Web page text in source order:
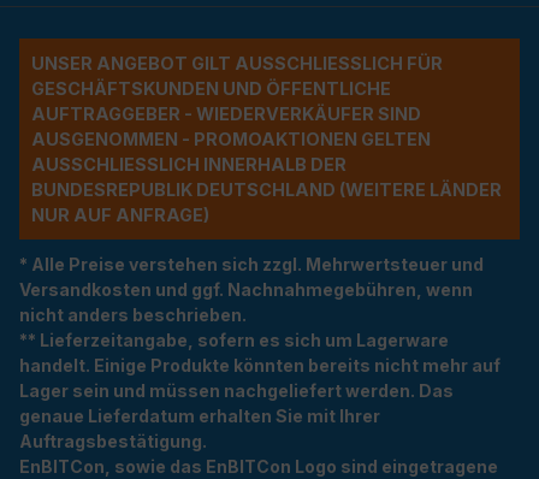
UNSER ANGEBOT GILT AUSSCHLIESSLICH FÜR G
ESCHÄFTSKUNDEN UND ÖFFENTLICHE A
UFTRAGGEBER - WIEDERVERKÄUFER SIND A
USGENOMMEN - PROMOAKTIONEN GELTEN A
USSCHLIESSLICH INNERHALB DER BU
NDESREPUBLIK DEUTSCHLAND (WEITERE LÄNDER NU
R AUF ANFRAGE)
* Alle Preise verstehen sich zzgl. Mehrwertsteuer und
Versandkosten und ggf. Nachnahmegebühren, wenn
nicht anders beschrieben.
** Lieferzeitangabe, sofern es sich um Lagerware
handelt. Einige Produkte könnten bereits nicht mehr auf
Lager sein und müssen nachgeliefert werden. Das
genaue Lieferdatum erhalten Sie mit Ihrer
Auftragsbestätigung.
EnBITCon, sowie das EnBITCon Logo sind eingetragene